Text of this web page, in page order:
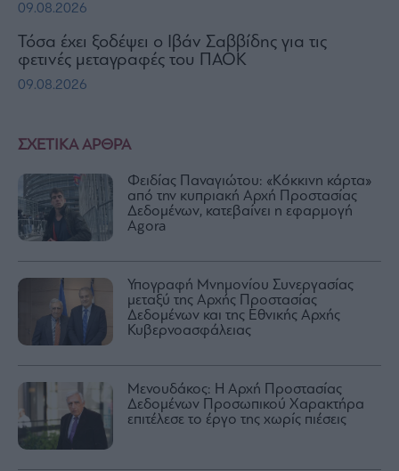
ΣΧΕΤΙΚΑ ΑΡΘΡΑ
Φειδίας Παναγιώτου: «Κόκκινη κάρτα»
από την κυπριακή Αρχή Προστασίας
Δεδομένων, κατεβαίνει η εφαρμογή
Agora
Υπογραφή Μνημονίου Συνεργασίας
μεταξύ της Αρχής Προστασίας
Δεδομένων και της Εθνικής Αρχής
Κυβερνοασφάλειας
Μενουδάκος: Η Αρχή Προστασίας
Δεδομένων Προσωπικού Χαρακτήρα
επιτέλεσε το έργο της χωρίς πιέσεις
09.08.2026
Τόσα έχει ξοδέψει ο Ιβάν Σαββίδης για τις
φετινές μεταγραφές του ΠΑΟΚ
09.08.2026